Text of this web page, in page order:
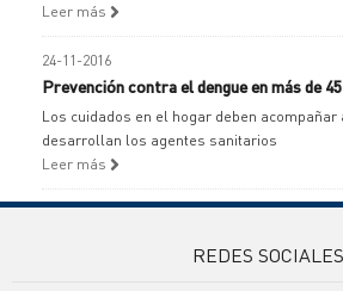
Leer más
24-11-2016
Prevención contra el dengue en más de
Los cuidados en el hogar deben acompañar
desarrollan los agentes sanitarios
Leer más
REDES SOCIALES